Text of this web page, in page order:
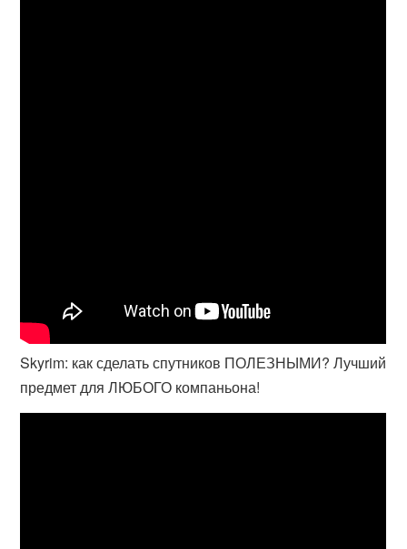
Skyrim: как сделать спутников ПОЛЕЗНЫМИ? Лучший
предмет для ЛЮБОГО компаньона!